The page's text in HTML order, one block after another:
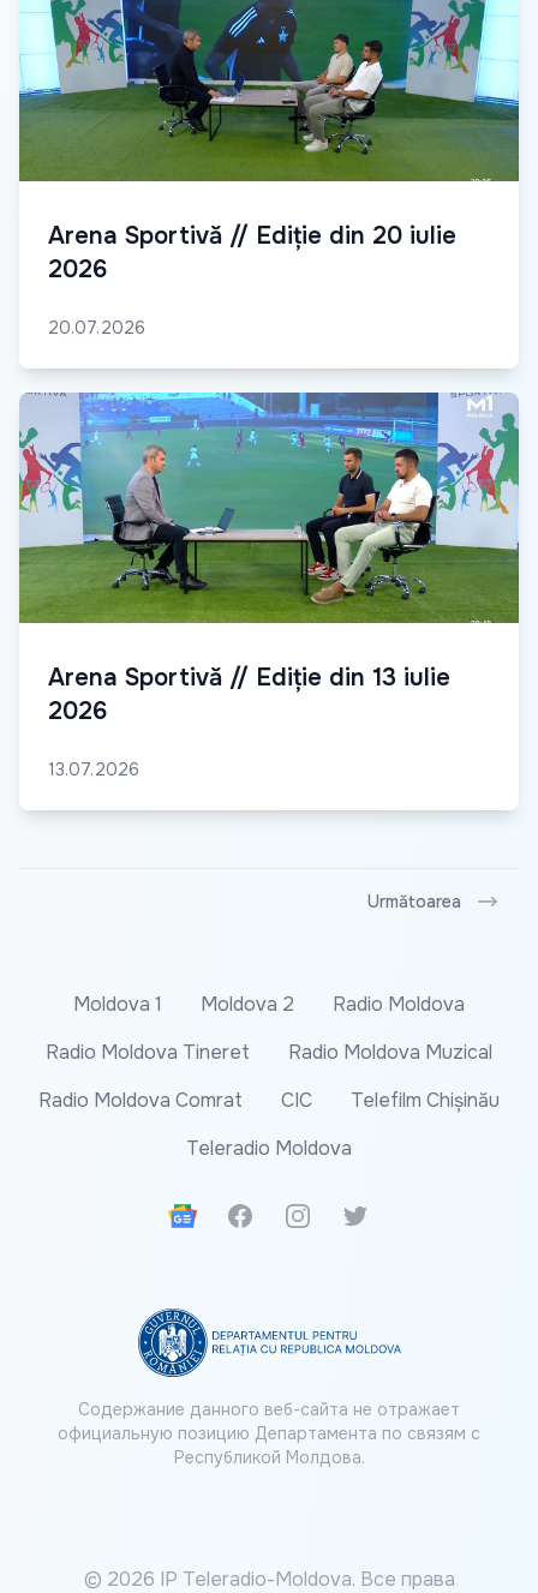
Arena Sportivă // Ediție din 20 iulie
2026
20.07.2026
Arena Sportivă // Ediție din 13 iulie
2026
13.07.2026
Următoarea
Moldova 1 Moldova 2
Radio Moldova
Radio Moldova Tineret
Radio Moldova Muzical
Radio Moldova Comrat
CIC
Telefilm Chișinău
Teleradio Moldova
Google News
FacebookInstagramTwitter
Содержание данного веб-сайта не отражает
официальную позицию Департамента по связям с
Республикой Молдова.
© 2026 IP Teleradio-Moldova. Все права